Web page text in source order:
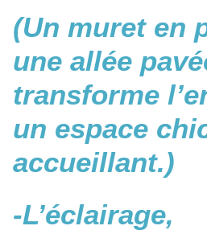
(Un muret en
une allée
transforme
un espace
accueillant.)
-L’éclairage,